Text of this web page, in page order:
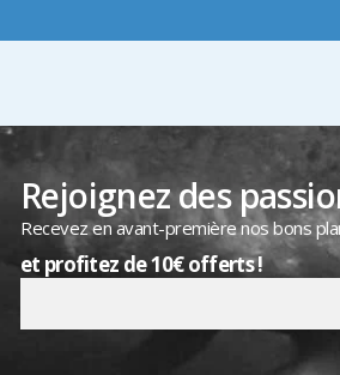
Rejoignez des
Recevez en avant-première nos bons
et profitez de 10€ offerts !